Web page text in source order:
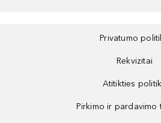
Privatumo
Rekvizitai
Atitikties
Pirkimo ir pardavimo